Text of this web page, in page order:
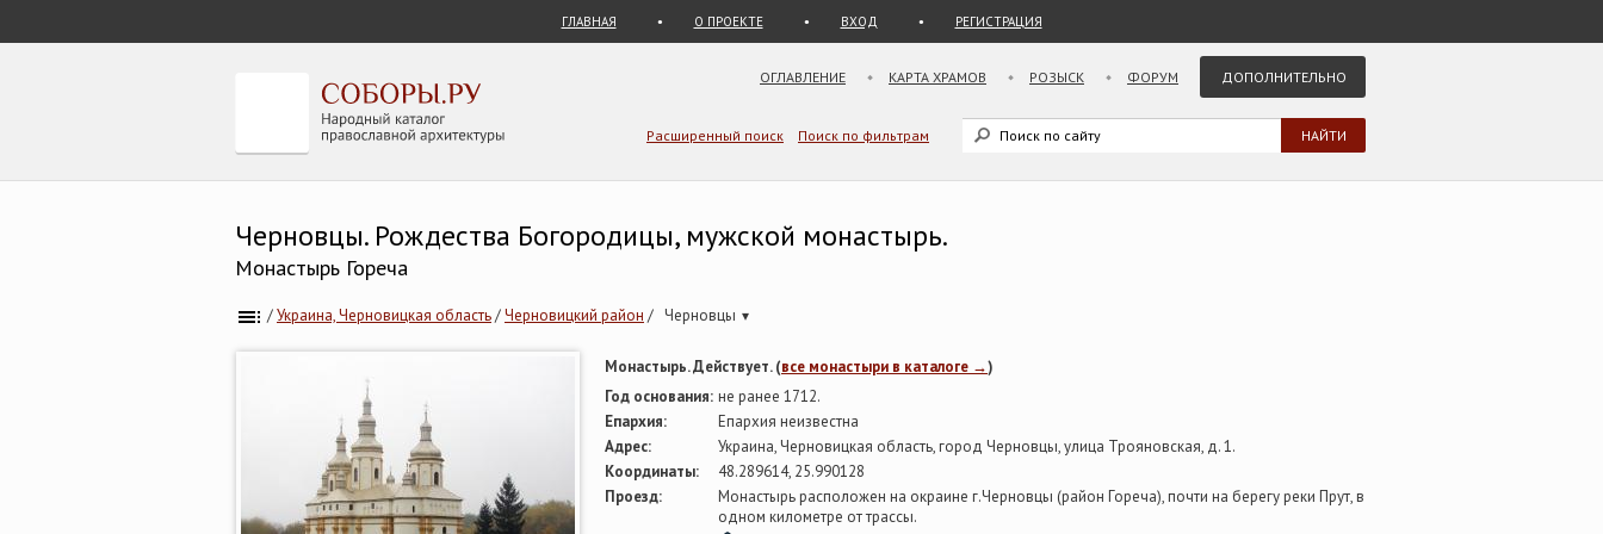
ГЛАВНАЯ О ПРОЕКТЕ ВХОД РЕГИСТРАЦИЯ
ОГЛАВЛЕНИЕ КАРТА ХРАМОВ РОЗЫСК ФОРУМ ДОПОЛНИТЕЛЬНО
Расширенный поиск Поиск по фильтрам
Черновцы. Рождества Богородицы, мужской монастырь.
Монастырь Гореча
/Украина, Черновицкая область/Черновицкий район / Черновцы ▾
Монастырь. Действует. (все монастыри в каталоге →)
Год основания: не ранее 1712.
Епархия:
Епархия неизвестна
Адрес:
Украина, Черновицкая область, город Черновцы, улица Трояновская, д. 1.
Координаты:
48.289614, 25.990128
Проезд:
Монастырь расположен на окраине г.Черновцы (район Гореча), почти на берегу реки Прут, в
одном километре от трассы.